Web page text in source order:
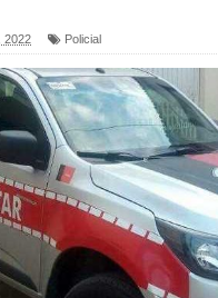
pela Prefeitura de Sapé em
sábado (25) e deve atrair
Neta do Sindicato
de Acolhida e CRAS de Sapé
Convenção em Brasília
2022 Policial